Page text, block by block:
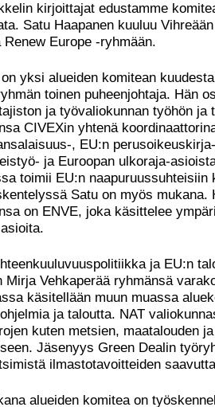
kirjoittajat edustamme
Satu Haapanen kuuluu
Renew Europe -ryhmään.
yksi alueiden komitean
toinen puheenjohtaja. Hän
ja työvaliokunnan työhön ja
CIVEXin yhtenä
, EU:n
ja Euroopan ulkoraja-
toimii EU:n
Satu on myös mukana.
on ENVE, joka käsittelee
ja EU:n
Mirja Vehkaperää ryhmänsä
käsitellään muun muassa
ja taloutta. NAT
kuten metsien, maatalouden
Jäsenyys Green Dealin
ilmastotavoitteiden
alueiden komitea on